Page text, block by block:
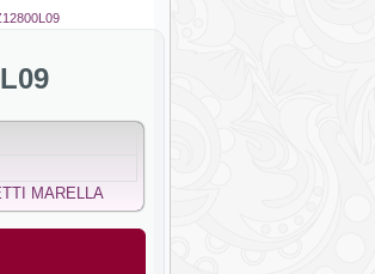
MARELLA